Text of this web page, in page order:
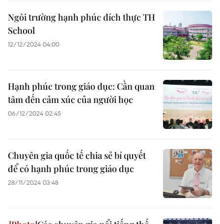
Ngôi trường hạnh phúc đích thực TH
School
12/12/2024 04:00
Hạnh phúc trong giáo dục: Cần quan
tâm đến cảm xúc của người học
06/12/2024 02:45
Chuyên gia quốc tế chia sẻ bí quyết
để có hạnh phúc trong giáo dục
28/11/2024 03:48